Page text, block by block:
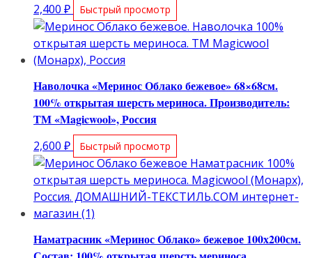
2,400 ₽ Быстрый просмотр
Наволочка «Меринос Облако бежевое» 68×68см.
100% открытая шерсть мериноса. Производитель:
ТМ «Magicwool», Россия
2,600 ₽ Быстрый просмотр
Наматрасник «Меринос Облако» бежевое 100х200см.